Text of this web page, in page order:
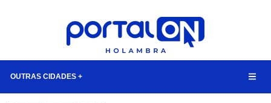
OUTRAS CIDADES +